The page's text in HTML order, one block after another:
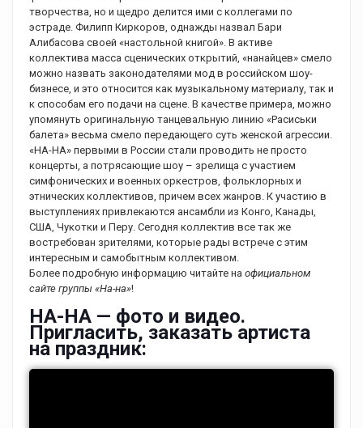
творчества, но и щедро делится ими с коллегами по
эстраде. Филипп Киркоров, однажды назвал Бари
Алибасова своей «настольной книгой». В активе
коллектива масса сценических открытий, «нанайцев» смело
можно назвать законодателями мод в российском шоу-
бизнесе, и это относится как музыкальному материалу, так и
к способам его подачи на сцене. В качестве примера, можно
упомянуть оригинальную танцевальную линию «Расиськи
балета» весьма смело передающего суть женской агрессии.
«НА-НА» первыми в России стали проводить не просто
концерты, а потрясающие шоу – зрелища с участием
симфонических и военных оркестров, фольклорных и
этнических коллективов, причем всех жанров. К участию в
выступлениях привлекаются ансамбли из Конго, Канады,
США, Чукотки и Перу. Сегодня коллектив все так же
востребован зрителями, которые рады встрече с этим
интересным и самобытным коллективом.
Более подробную информацию читайте на официальном
сайте группы «На-на»!
НА-НА — фото и видео.
Пригласить, заказать артиста
на праздник: